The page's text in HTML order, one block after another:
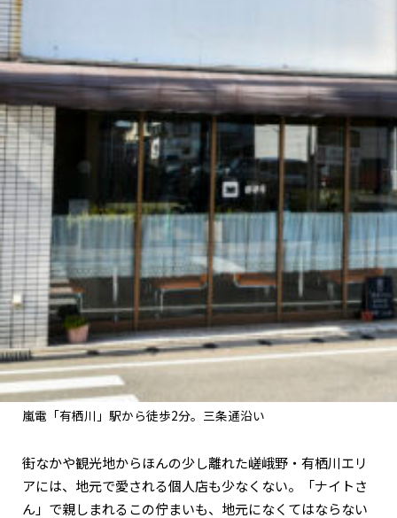
嵐電「有栖川」駅から徒歩2分。三条通沿い
街なかや観光地からほんの少し離れた嵯峨野・有栖川エリ
アには、地元で愛される個人店も少なくない。「ナイトさ
ん」で親しまれるこの佇まいも、地元になくてはならない